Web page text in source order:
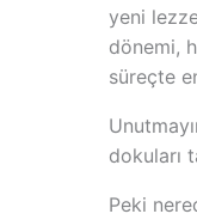
yeni
dönemi,
süreçte
dokuları
Peki